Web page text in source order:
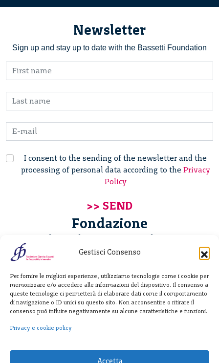
Gestisci Consenso
Per fornire le migliori esperienze, utilizziamo tecnologie come i cookie per
memorizzare e/o accedere alle informazioni del dispositivo. Il consenso a
queste tecnologie ci permetterà di elaborare dati come il comportamento
di navigazione o ID unici su questo sito. Non acconsentire o ritirare il
consenso può influire negativamente su alcune caratteristiche e funzioni.
Privacy e cookie policy
Accetta
Newsletter
Sign up and stay up to date with the Bassetti Foundation
I consent to the sending of the newsletter and the
processing of personal data according to the Privacy
Policy
Fondazione
Giannino Bassetti ETS
20122 Milano - Italia
T. +39 02 781933
F. + 39 02 76392030
info@fondazionebassetti.org
p.i. 12520270153